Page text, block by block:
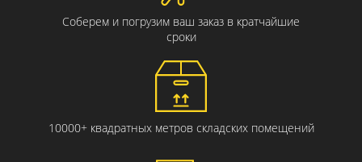
Соберем и погрузим ваш заказ в кратчайшие
сроки
10000+ квадратных метров складских помещений